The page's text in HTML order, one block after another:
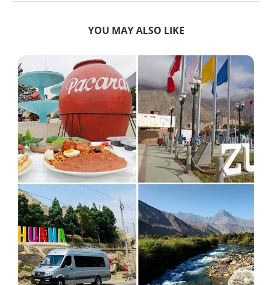
YOU MAY ALSO LIKE